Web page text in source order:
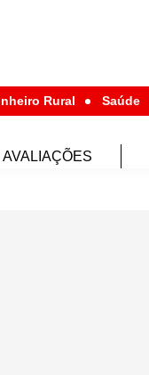
Rural Saúde
AVALIAÇÕES